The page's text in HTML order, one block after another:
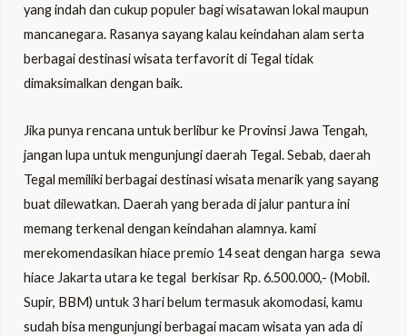
yang indah dan cukup populer bagi wisatawan lokal maupun
mancanegara. Rasanya sayang kalau keindahan alam serta
berbagai destinasi wisata terfavorit di Tegal tidak
dimaksimalkan dengan baik.
Jika punya rencana untuk berlibur ke Provinsi Jawa Tengah,
jangan lupa untuk mengunjungi daerah Tegal. Sebab, daerah
Tegal memiliki berbagai destinasi wisata menarik yang sayang
buat dilewatkan. Daerah yang berada di jalur pantura ini
memang terkenal dengan keindahan alamnya. kami
merekomendasikan hiace premio 14 seat dengan harga sewa
hiace Jakarta utara ke tegal berkisar Rp. 6.500.000,- (Mobil.
Supir, BBM) untuk 3 hari belum termasuk akomodasi, kamu
sudah bisa mengunjungi berbagai macam wisata yan ada di